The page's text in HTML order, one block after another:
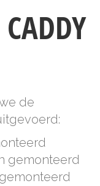
de
gemonteerd